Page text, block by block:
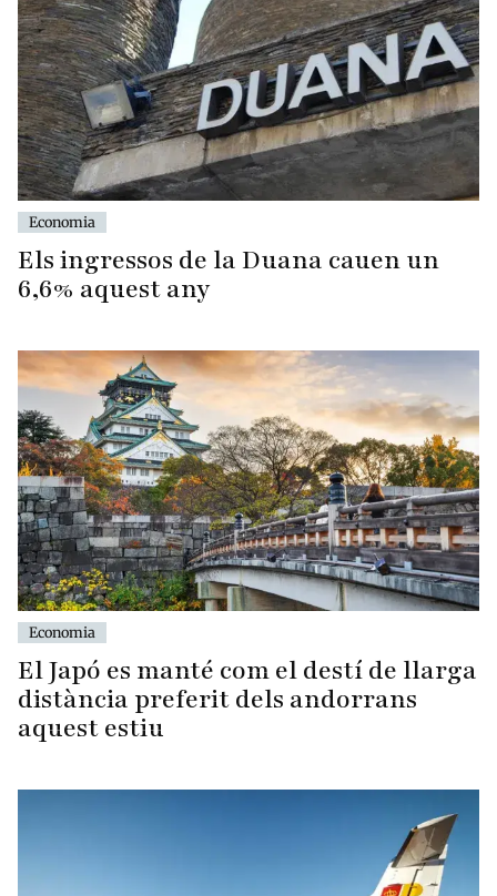
Economia
Els ingressos de la Duana cauen un
6,6% aquest any
Economia
El Japó es manté com el destí de llarga
distància preferit dels andorrans
aquest estiu